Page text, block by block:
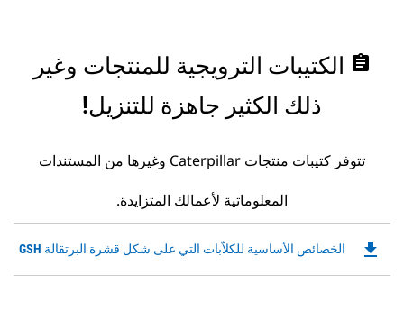
assignment الكتيبات الترويجية للمنتجات وغير
ذلك الكثير جاهزة للتنزيل!
تتوفر كتيبات منتجات Caterpillar وغيرها من المستندات
المعلوماتية لأعمالك المتزايدة.
الخصائص الأساسية للكلاّبات التي على شكل قشرة البرتقالة GSHDownloadable
file_download